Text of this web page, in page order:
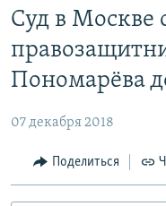
доступа
основному
Вернутся
ПОДКАСТЫ
АВТОРСКИЕ ПРОЕКТЫ
МНЕНИЯ
КУЛЬТУРА
Суд в Москве
Пономарёва
07 декабря 2018
Поделиться